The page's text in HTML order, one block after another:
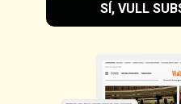
SÍ, VULL